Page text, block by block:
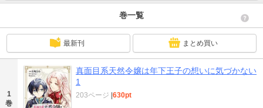
巻一覧
最新刊 まとめ買い
1
巻
真面目系天然令嬢は年下王子の想いに気づかない
1
203ページ |630pt